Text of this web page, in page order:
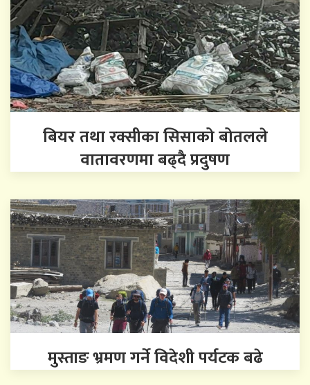
बियर तथा रक्सीका सिसाको बोतलले
वातावरणमा बढ्दै प्रदुषण
मुस्ताङ भ्रमण गर्ने विदेशी पर्यटक बढे